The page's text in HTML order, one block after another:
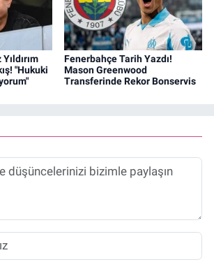
"Hukuki
Fenerbahçe Tarih Yazdı!
Mason Greenwood
Transferinde Rekor Bonservis